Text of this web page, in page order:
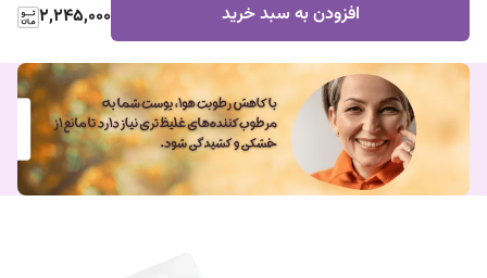
2,245,000 افزودن به سبد خرید